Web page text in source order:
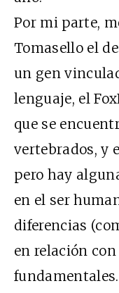
Por mi parte,
Tomasello el
un gen
lenguaje, el
que se
vertebrados, y
pero hay
en el ser
diferencias
en relación